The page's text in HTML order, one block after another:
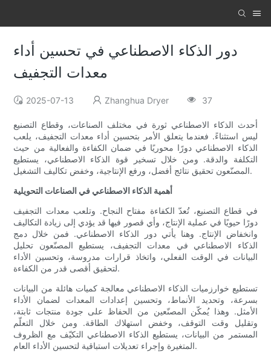
دور الذكاء الاصطناعي في تحسين أداء
معدات التجفيف
2025-07-13 Zhanghua Dryer 37
أحدث الذكاء الاصطناعي ثورة في مختلف الصناعات، وقطاع التصنيع
ليس استثناءً. فعندما يتعلق الأمر بتحسين أداء معدات التجفيف، يلعب
الذكاء الاصطناعي دورًا محوريًا في ضمان الكفاءة والفعالية من حيث
التكلفة والدقة. ومن خلال تسخير قوة الذكاء الاصطناعي، يستطيع
المصنّعون تحقيق نتائج أفضل، ورفع الإنتاجية، وخفض تكاليف التشغيل.
أهمية الذكاء الاصطناعي في الصناعات التحويلية
في قطاع التصنيع، تُعدّ الكفاءة مفتاح النجاح. وتلعب معدات التجفيف
دورًا حيويًا في عملية الإنتاج، وأي قصور فيها قد يؤدي إلى زيادة التكاليف
وانخفاض الإنتاج. وهنا يأتي دور الذكاء الاصطناعي. فمن خلال دمج
الذكاء الاصطناعي في معدات التجفيف، يستطيع المصنّعون تحليل
البيانات في الوقت الفعلي، واتخاذ قرارات مدروسة، وتحسين الأداء
لتحقيق أقصى قدر من الكفاءة.
تستطيع خوارزميات الذكاء الاصطناعي معالجة كميات هائلة من البيانات
بسرعة، وتحديد الأنماط، وتحسين إعدادات المعدات لضمان الأداء
الأمثل. وهذا يُمكّن المصنّعين من الحفاظ على جودة منتجات ثابتة،
وتقليل وقت التوقف، وخفض استهلاك الطاقة. ومن خلال التعلّم
المستمر من البيانات، يستطيع الذكاء الاصطناعي التكيّف مع الظروف
المتغيرة وإجراء تعديلات استباقية لتحسين الأداء العام.